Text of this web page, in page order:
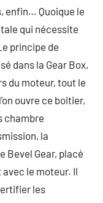
enfin… Quoique le
qui nécessite
principe de
dans la Gear Box,
du moteur, tout le
ouvre ce boitier,
chambre
la
Bevel Gear, placé
le moteur. Il
les